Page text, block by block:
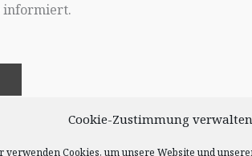
Cookie-Zustimmung verwalten
verwenden Cookies, um unsere Website und
informiert.